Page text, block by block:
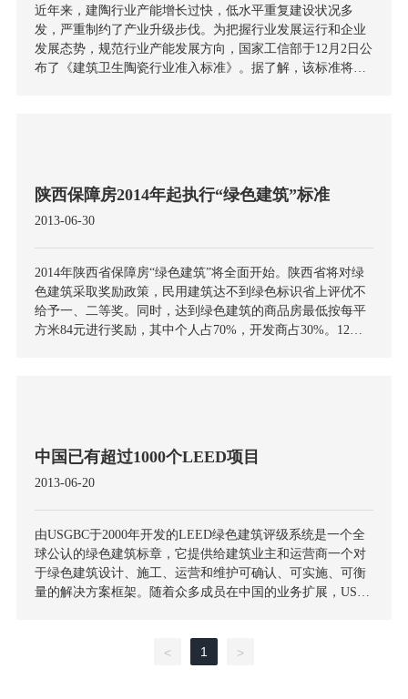
近年来，建陶行业产能增长过快，低水平重复建设状况多
发，严重制约了产业升级步伐。为把握行业发展运行和企业
发展态势，规范行业产能发展方向，国家工信部于12月2日公
布了《建筑卫生陶瓷行业准入标准》。据了解，该标准将在2
陕西保障房2014年起执行“绿色建筑”标准
2013-06-30
2014年陕西省保障房“绿色建筑”将全面开始。陕西省将对绿
色建筑采取奖励政策，民用建筑达不到绿色标识省上评优不
给予一、二等奖。同时，达到绿色建筑的商品房最低按每平
方米84元进行奖励，其中个人占70%，开发商占30%。12月5-
中国已有超过1000个LEED项目
2013-06-20
由USGBC于2000年开发的LEED绿色建筑评级系统是一个全
球公认的绿色建筑标章，它提供给建筑业主和运营商一个对
于绿色建筑设计、施工、运营和维护可确认、可实施、可衡
量的解决方案框架。随着众多成员在中国的业务扩展，USG
中国绿色建筑的未来。“USGBC在为全社会提供全球一致的
< 1 >